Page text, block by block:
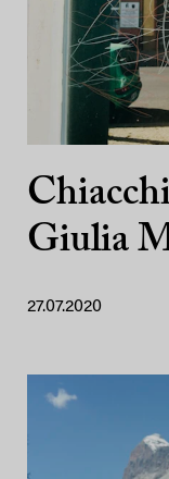
Giulia
27.07.2020